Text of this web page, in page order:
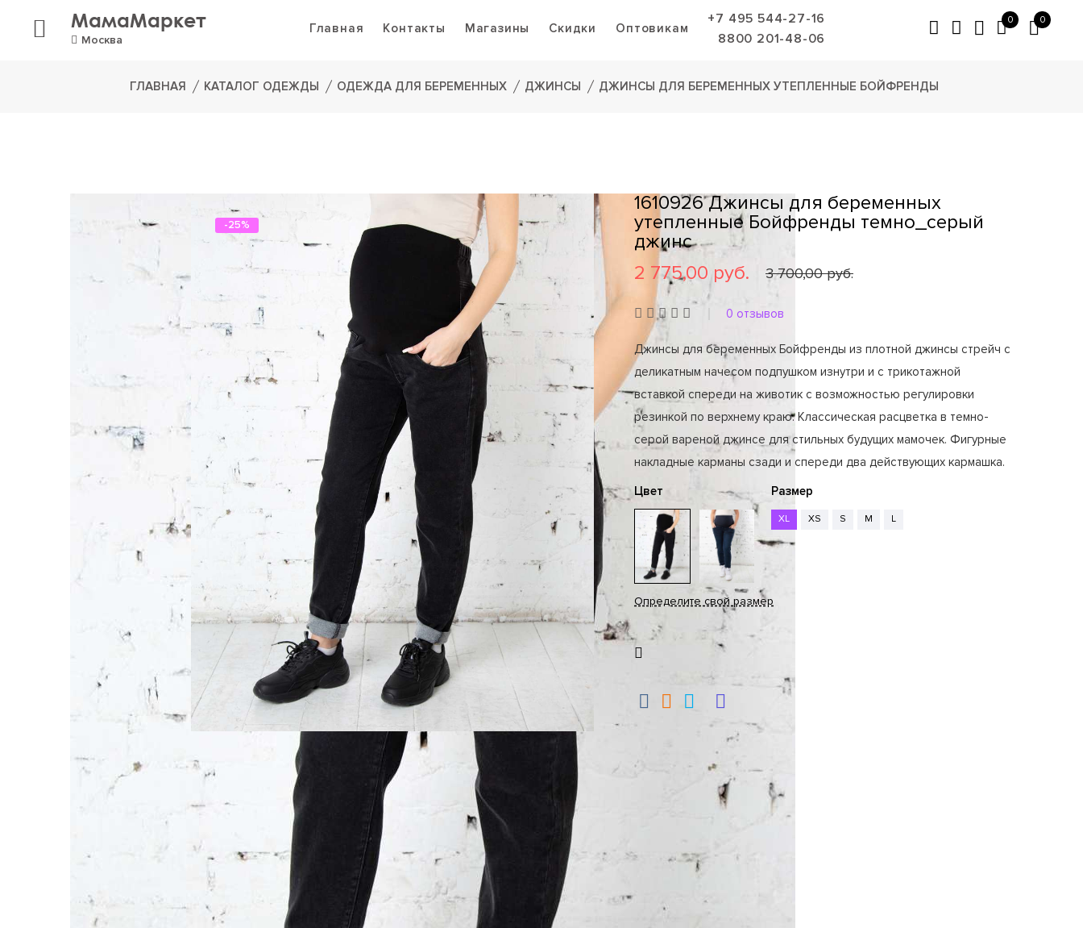
МамаМаркет
Москва
Главная Контакты Магазины Скидки Оптовикам
+7 495 544-27-16
8800 201-48-06
0 0
ГЛАВНАЯ КАТАЛОГ ОДЕЖДЫ ОДЕЖДА ДЛЯ БЕРЕМЕННЫХ ДЖИНСЫ ДЖИНСЫ ДЛЯ БЕРЕМЕННЫХ УТЕПЛЕННЫЕ БОЙФРЕНДЫ
-25%
1610926 Джинсы для беременных
утепленные Бойфренды темно_серый
джинс
2 775,00 руб.
3 700,00 руб.
0 отзывов
Джинсы для беременных Бойфренды из плотной джинсы стрейч с
деликатным начесом подпушком изнутри и с трикотажной
вставкой спереди на животик с возможностью регулировки
резинкой по верхнему краю. Классическая расцветка в темно-
серой вареной джинсе для стильных будущих мамочек. Фигурные
накладные карманы сзади и спереди два действующих кармашка.
Цвет
Размер
XL XS S M L
Определите свой размер